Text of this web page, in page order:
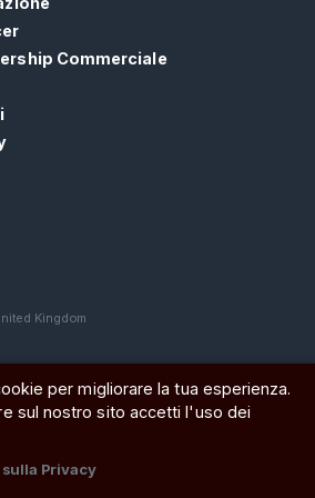
Commerciale
Kingdom
per migliorare la tua esperienza.
sul nostro sito accetti l'uso dei
Privacy